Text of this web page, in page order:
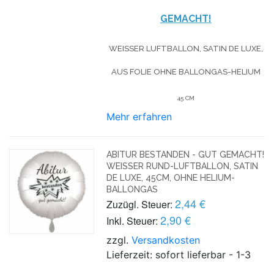
GEMACHT!
WEISSER LUFTBALLON, SATIN DE LUXE, A
US FOLIE OHNE BALLONGAS-HELIUM
45 CM
Mehr erfahren
ABITUR BESTANDEN - GUT GEMACHT!
WEISSER RUND-LUFTBALLON, SATIN D
E LUXE, 45CM, OHNE HELIUM-B
ALLONGAS
Zuzügl. Steuer: 2,44 €
Inkl. Steuer: 2,90 €
zzgl.Versandkosten
Lieferzeit: sofort lieferbar - 1-3